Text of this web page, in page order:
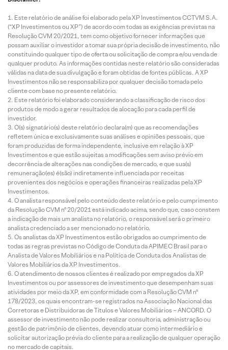
Este relatório de análise foi elaborado pela XP Investimentos CCTVM S.A.
(“XP Investimentos ou XP”) de acordo com todas as exigências previstas na
Resolução CVM 20/2021, tem como objetivo fornecer informações que
possam auxiliar o investidor a tomar sua própria decisão de investimento, não
constituindo qualquer tipo de oferta ou solicitação de compra e/ou venda de
qualquer produto. As informações contidas neste relatório são consideradas
válidas na data de sua divulgação e foram obtidas de fontes públicas. A XP
Investimentos não se responsabiliza por qualquer decisão tomada pelo
cliente com base no presente relatório.
Este relatório foi elaborado considerando a classificação de risco dos
produtos de modo a gerar resultados de alocação para cada perfil de
investidor.
O(s) signatário(s) deste relatório declara(m) que as recomendações
refletem única e exclusivamente suas análises e opiniões pessoais, que
foram produzidas de forma independente, inclusive em relação à XP
Investimentos e que estão sujeitas a modificações sem aviso prévio em
decorrência de alterações nas condições de mercado, e que sua(s)
remuneração(es) é(são) indiretamente influenciada por receitas
provenientes dos negócios e operações financeiras realizadas pela XP
Investimentos.
O analista responsável pelo conteúdo deste relatório e pelo cumprimento
da Resolução CVM nº 20/2021 está indicado acima, sendo que, caso constem
a indicação de mais um analista no relatório, o responsável será o primeiro
analista credenciado a ser mencionado no relatório.
Os analistas da XP Investimentos estão obrigados ao cumprimento de
todas as regras previstas no Código de Conduta da APIMEC Brasil para o
Analista de Valores Mobiliários e na Política de Conduta dos Analistas de
Valores Mobiliários da XP Investimentos.
O atendimento de nossos clientes é realizado por empregados da XP
Investimentos ou por assessores de investimento que desempenham suas
atividades por meio da XP, em conformidade com a Resolução CVM nº
178/2023, os quais encontram-se registrados na Associação Nacional das
Corretoras e Distribuidoras de Títulos e Valores Mobiliários – ANCORD. O
assessor de investimento não pode realizar consultoria, administração ou
gestão de patrimônio de clientes, devendo atuar como intermediário e
solicitar autorização prévia do cliente para a realização de qualquer operação
no mercado de capitais.